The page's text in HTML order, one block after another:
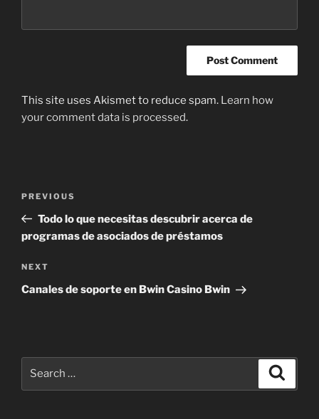
This site uses Akismet to reduce spam. Learn how
your comment data is processed.
Previous
Post
PREVIOUS
Todo lo que necesitas descubrir acerca de
programas de asociados de préstamos
Next
Post
NEXT
Canales de soporte en Bwin Casino Bwin